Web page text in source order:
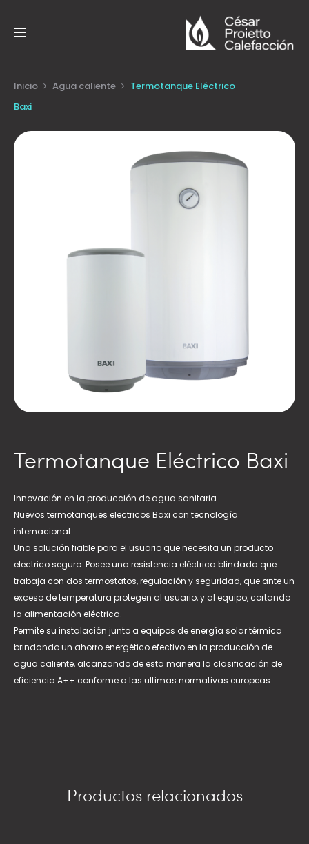
Inicio Agua caliente
Termotanque Eléctrico
Baxi
Termotanque Eléctrico Baxi
Innovación en la producción de agua sanitaria.
Nuevos termotanques electricos Baxi con tecnología
internacional.
Una solución fiable para el usuario que necesita un producto
electrico seguro. Posee una resistencia eléctrica blindada que
trabaja con dos termostatos, regulación y seguridad, que ante un
exceso de temperatura protegen al usuario, y al equipo, cortando
la alimentación eléctrica.
Permite su instalación junto a equipos de energía solar térmica
brindando un ahorro energético efectivo en la producción de
agua caliente, alcanzando de esta manera la clasificación de
eficiencia A++ conforme a las ultimas normativas europeas.
Productos relacionados